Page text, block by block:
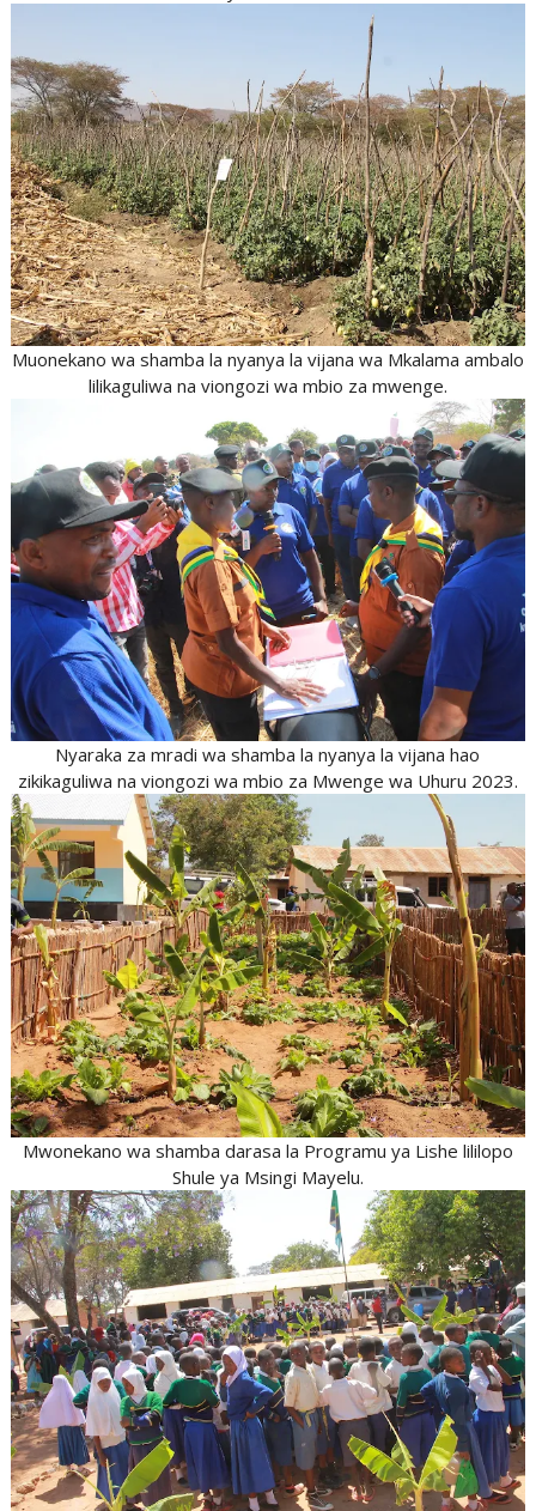
Muonekano wa shamba la nyanya la vijana wa Mkalama ambalo
lilikaguliwa na viongozi wa mbio za mwenge.
Nyaraka za mradi wa shamba la nyanya la vijana hao
zikikaguliwa na viongozi wa mbio za Mwenge wa Uhuru 2023.
Mwonekano wa shamba darasa la Programu ya Lishe lililopo
Shule ya Msingi Mayelu.